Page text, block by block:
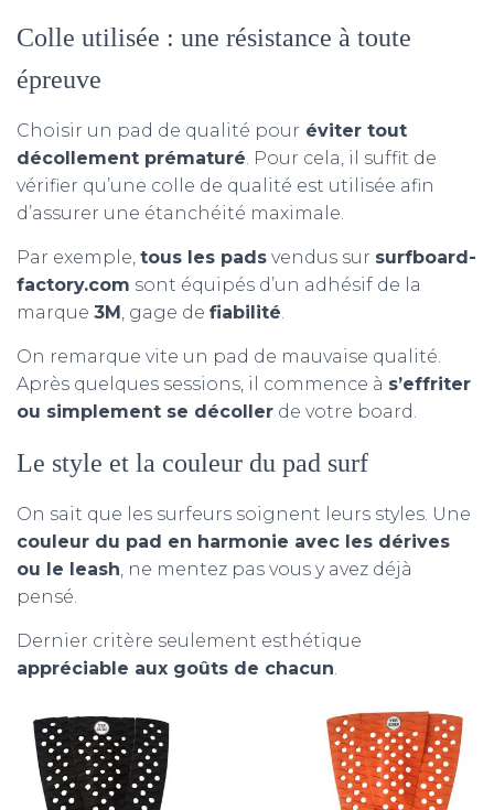
Colle utilisée : une résistance à toute
épreuve
Choisir un pad de qualité pour éviter tout
décollement prématuré. Pour cela, il suffit de
vérifier qu’une colle de qualité est utilisée afin
d’assurer une étanchéité maximale.
Par exemple, tous les pads vendus sur surfboard-
factory.com sont équipés d’un adhésif de la
marque 3M , gage de fiabilité.
On remarque vite un pad de mauvaise qualité.
Après quelques sessions, il commence à s’effriter
ou simplement se décoller de votre board.
Le style et la couleur du pad surf
On sait que les surfeurs soignent leurs styles. Une
couleur du pad en harmonie avec les dérives
ou le leash, ne mentez pas vous y avez déjà
pensé.
Dernier critère seulement esthétique
appréciable aux goûts de chacun.